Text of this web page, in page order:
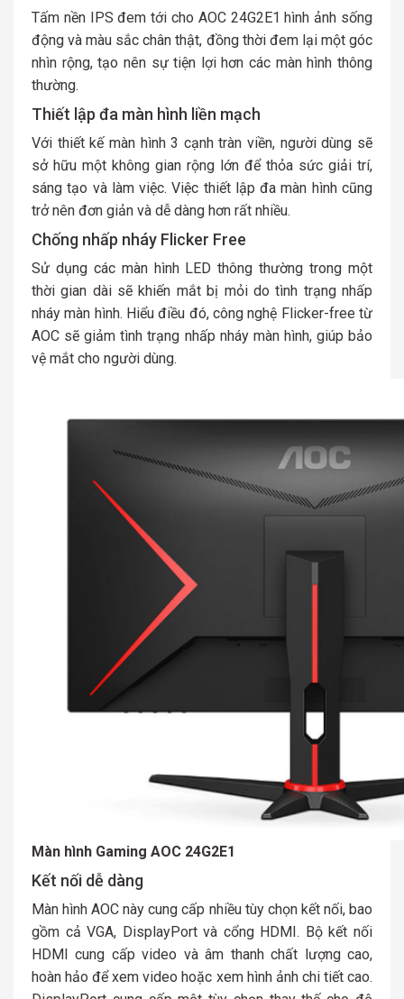
Tấm nền IPS đem tới cho AOC 24G2E1 hình ảnh sống
động và màu sắc chân thật, đồng thời đem lại một góc
nhìn rộng, tạo nên sự tiện lợi hơn các màn hình thông
thường.
Thiết lập đa màn hình liền mạch
Với thiết kế màn hình 3 cạnh tràn viền, người dùng sẽ
sở hữu một không gian rộng lớn để thỏa sức giải trí,
sáng tạo và làm việc. Việc thiết lập đa màn hình cũng
trở nên đơn giản và dễ dàng hơn rất nhiều.
Chống nhấp nháy Flicker Free
Sử dụng các màn hình LED thông thường trong một
thời gian dài sẽ khiến mắt bị mỏi do tình trạng nhấp
nháy màn hình. Hiểu điều đó, công nghệ Flicker-free từ
AOC sẽ giảm tình trạng nhấp nháy màn hình, giúp bảo
vệ mắt cho người dùng.
Màn hình Gaming AOC 24G2E1
Kết nối dễ dàng
Màn hình AOC này cung cấp nhiều tùy chọn kết nối, bao
gồm cả VGA, DisplayPort và cổng HDMI. Bộ kết nối
HDMI cung cấp video và âm thanh chất lượng cao,
hoàn hảo để xem video hoặc xem hình ảnh chi tiết cao.